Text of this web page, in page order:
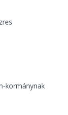
kormánynak